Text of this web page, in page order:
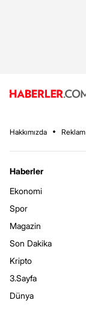
Hakkımızda Reklam
Haberler
Ekonomi
Spor
Magazin
Son Dakika
Kripto
3.Sayfa
Dünya